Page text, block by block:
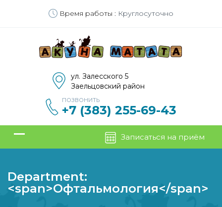
Время работы : Круглосуточно
ул. Залесского 5
Заельцовский район
ПОЗВОНИТЬ
+7 (383) 255-69-43
Записаться на приём
Department:
<span>Офтальмология</span>